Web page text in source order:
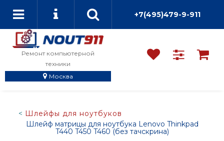
+7(495)479-9-911
Ремонт компьютерной
техники
Москва
Шлейфы для ноутбуков
Шлейф матрицы для ноутбука Lenovo Thinkpad
T440 T450 T460 (без тачскрина)